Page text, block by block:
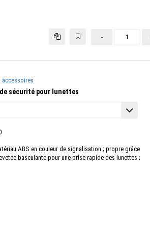
-
accessoires
de sécurité pour lunettes
ABS en couleur de signalisation ; propre grâce
basculante pour une prise rapide des lunettes ;